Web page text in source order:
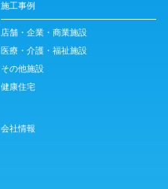
施工事例
店舗・企業・商業施設
医療・介護・福祉施設
その他施設
健康住宅
会社情報